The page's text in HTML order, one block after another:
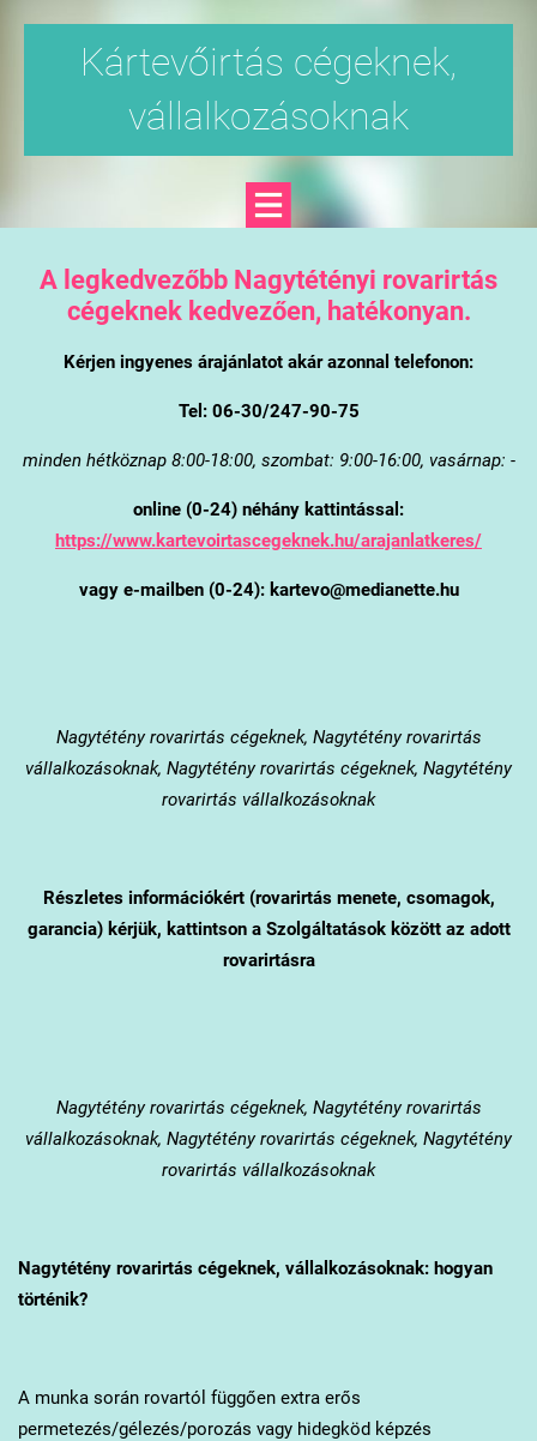
Kártevőirtás cégeknek,
vállalkozásoknak
A legkedvezőbb Nagytétényi rovarirtás
cégeknek kedvezően, hatékonyan.
Kérjen ingyenes árajánlatot akár azonnal telefonon:
Tel: 06-30/247-90-75
minden hétköznap 8:00-18:00, szombat: 9:00-16:00, vasárnap: -
online (0-24) néhány kattintással:
https://www.kartevoirtascegeknek.hu/arajanlatkeres/
vagy e-mailben (0-24): kartevo@medianette.hu
Nagytétényrovarirtás cégeknek, Nagytétény rovarirtás
vállalkozásoknak, Nagytétény rovarirtás cégeknek, Nagytétény
rovarirtás vállalkozásoknak
Részletes információkért (rovarirtás menete, csomagok,
garancia) kérjük, kattintson a Szolgáltatások között az adott
rovarirtásra
Nagytétényrovarirtás cégeknek, Nagytétény rovarirtás
vállalkozásoknak, Nagytétény rovarirtás cégeknek, Nagytétény
rovarirtás vállalkozásoknak
Nagytétényrovarirtás cégeknek, vállalkozásoknak: hogyan
történik?
A munka során rovartól függően extra erős
permetezés/gélezés/porozás vagy hidegköd képzés